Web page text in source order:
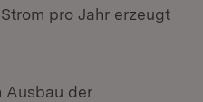
pro Jahr erzeugt
Ausbau der